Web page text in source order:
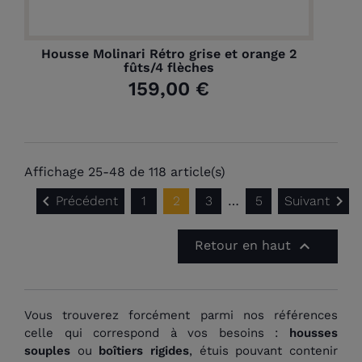
Housse Molinari Rétro grise et orange 2
fûts/4 flèches
159,00 €
Affichage 25-48 de 118 article(s)
 Précédent 1 2 3 … 5 Suivant 
Retour en haut 
Vous trouverez forcément parmi nos références
celle qui correspond à vos besoins : housses
souples ou boîtiers rigides, étuis pouvant contenir